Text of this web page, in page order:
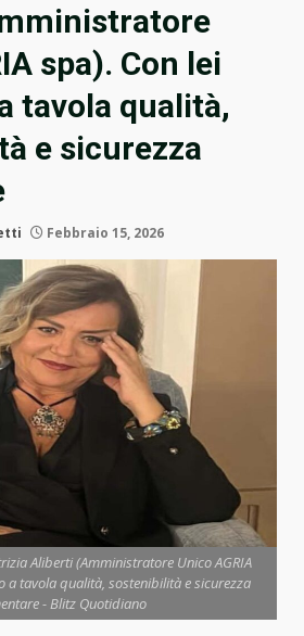
spa). Con lei
tavola qualità,
e sicurezza
Febbraio 15, 2026
Aliberti (Amministratore Unico AGRIA
a tavola qualità, sostenibilità e sicurezza
- Blitz Quotidiano